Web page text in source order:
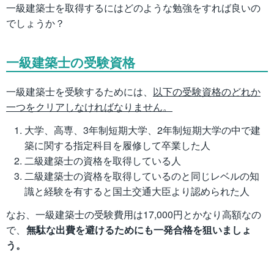
一級建築士を取得するにはどのような勉強をすれば良いの
でしょうか？
一級建築士の受験資格
一級建築士を受験するためには、 以下の受験資格のどれか
一つをクリアしなければなりません。
大学、高専、3年制短期大学、2年制短期大学の中で建
築に関する指定科目を履修して卒業した人
二級建築士の資格を取得している人
二級建築士の資格を取得しているのと同じレベルの知
識と経験を有すると国土交通大臣より認められた人
なお、一級建築士の受験費用は17,000円とかなり高額なの
で、 無駄な出費を避けるためにも一発合格を狙いましょ
う。